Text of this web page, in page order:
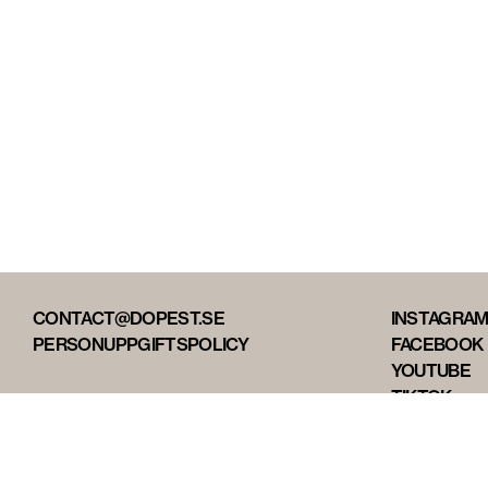
CONTACT@DOPEST.SE
PERSONUPPGIFTSPOLICY
INSTAGRAM
FACEBOOK
YOUTUBE
TIKTOK